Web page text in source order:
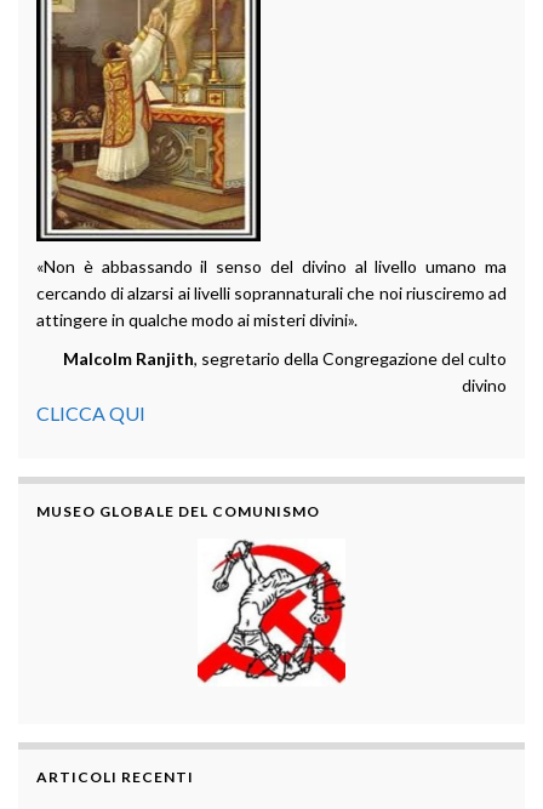
«Non è abbassando il senso del divino al livello umano ma
cercando di alzarsi ai livelli soprannaturali che noi riusciremo ad
attingere in qualche modo ai misteri divini».
Malcolm Ranjith, segretario della Congregazione del culto
divino
CLICCA QUI
MUSEO GLOBALE DEL COMUNISMO
ARTICOLI RECENTI